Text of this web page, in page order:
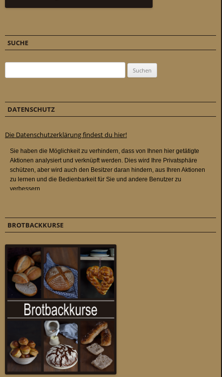
SUCHE
DATENSCHUTZ
Die Datenschutzerklärung findest du hier!
BROTBACKKURSE